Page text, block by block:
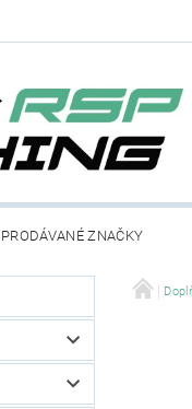
PRODÁVANÉ ZNAČKY